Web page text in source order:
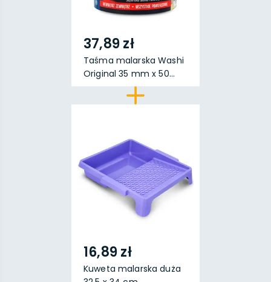
37,89 zł
Taśma malarska Washi
Original 35 mm x 50...
16,89 zł
Kuweta malarska duża